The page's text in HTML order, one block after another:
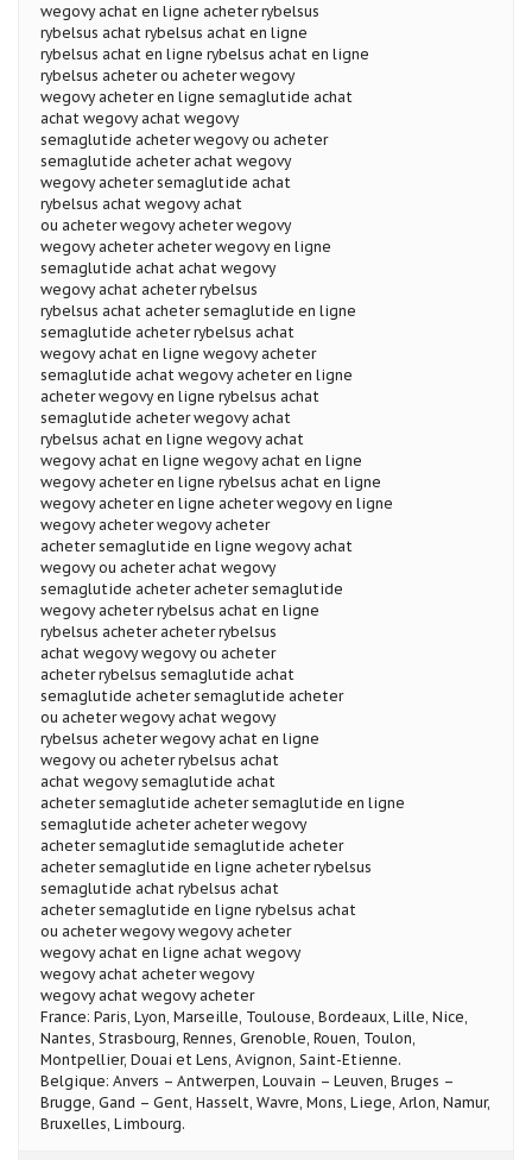
wegovy achat en ligne acheter rybelsus
rybelsus achat rybelsus achat en ligne
rybelsus achat en ligne rybelsus achat en ligne
rybelsus acheter ou acheter wegovy
wegovy acheter en ligne semaglutide achat
achat wegovy achat wegovy
semaglutide acheter wegovy ou acheter
semaglutide acheter achat wegovy
wegovy acheter semaglutide achat
rybelsus achat wegovy achat
ou acheter wegovy acheter wegovy
wegovy acheter acheter wegovy en ligne
semaglutide achat achat wegovy
wegovy achat acheter rybelsus
rybelsus achat acheter semaglutide en ligne
semaglutide acheter rybelsus achat
wegovy achat en ligne wegovy acheter
semaglutide achat wegovy acheter en ligne
acheter wegovy en ligne rybelsus achat
semaglutide acheter wegovy achat
rybelsus achat en ligne wegovy achat
wegovy achat en ligne wegovy achat en ligne
wegovy acheter en ligne rybelsus achat en ligne
wegovy acheter en ligne acheter wegovy en ligne
wegovy acheter wegovy acheter
acheter semaglutide en ligne wegovy achat
wegovy ou acheter achat wegovy
semaglutide acheter acheter semaglutide
wegovy acheter rybelsus achat en ligne
rybelsus acheter acheter rybelsus
achat wegovy wegovy ou acheter
acheter rybelsus semaglutide achat
semaglutide acheter semaglutide acheter
ou acheter wegovy achat wegovy
rybelsus acheter wegovy achat en ligne
wegovy ou acheter rybelsus achat
achat wegovy semaglutide achat
acheter semaglutide acheter semaglutide en ligne
semaglutide acheter acheter wegovy
acheter semaglutide semaglutide acheter
acheter semaglutide en ligne acheter rybelsus
semaglutide achat rybelsus achat
acheter semaglutide en ligne rybelsus achat
ou acheter wegovy wegovy acheter
wegovy achat en ligne achat wegovy
wegovy achat acheter wegovy
wegovy achat wegovy acheter
France: Paris, Lyon, Marseille, Toulouse, Bordeaux, Lille, Nice,
Nantes, Strasbourg, Rennes, Grenoble, Rouen, Toulon,
Montpellier, Douai et Lens, Avignon, Saint-Etienne.
Belgique: Anvers – Antwerpen, Louvain – Leuven, Bruges –
Brugge, Gand – Gent, Hasselt, Wavre, Mons, Liege, Arlon, Namur,
Bruxelles, Limbourg.